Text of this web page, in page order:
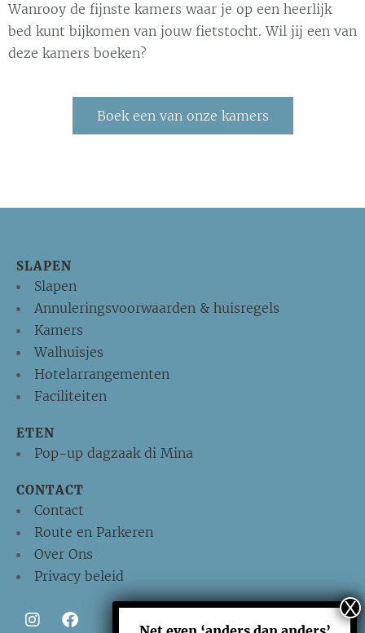
Wanrooy de fijnste kamers waar je op een heerlijk
bed kunt bijkomen van jouw fietstocht. Wil jij een van
deze kamers boeken?
Boek een van onze kamers
SLAPEN
Slapen
Annuleringsvoorwaarden & huisregels
Kamers
Walhuisjes
Hotelarrangementen
Faciliteiten
ETEN
Pop-up dagzaak di Mina
CONTACT
Contact
Route en Parkeren
Over Ons
Privacy beleid